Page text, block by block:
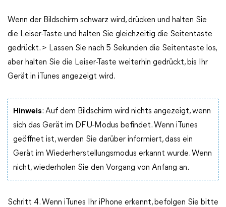
Wenn der Bildschirm schwarz wird, drücken und halten Sie
die Leiser-Taste und halten Sie gleichzeitig die Seitentaste
gedrückt. > Lassen Sie nach 5 Sekunden die Seitentaste los,
aber halten Sie die Leiser-Taste weiterhin gedrückt, bis Ihr
Gerät in iTunes angezeigt wird.
Hinweis: Auf dem Bildschirm wird nichts angezeigt, wenn
sich das Gerät im DFU-Modus befindet. Wenn iTunes
geöffnet ist, werden Sie darüber informiert, dass ein
Gerät im Wiederherstellungsmodus erkannt wurde. Wenn
nicht, wiederholen Sie den Vorgang von Anfang an.
Schritt 4. Wenn iTunes Ihr iPhone erkennt, befolgen Sie bitte